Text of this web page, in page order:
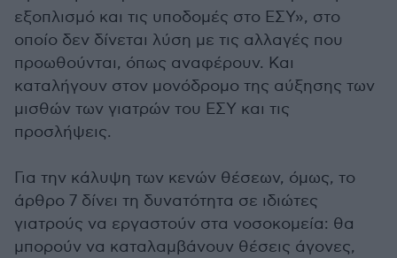
εξοπλισμό και τις υποδομές στο ΕΣΥ», στο
οποίο δεν δίνεται λύση με τις αλλαγές που
προωθούνται, όπως αναφέρουν. Και
καταλήγουν στον μονόδρομο της αύξησης των
μισθών των γιατρών του ΕΣΥ και τις
προσλήψεις.
Για την κάλυψη των κενών θέσεων, όμως, το
άρθρο 7 δίνει τη δυνατότητα σε ιδιώτες
γιατρούς να εργαστούν στα νοσοκομεία: θα
μπορούν να καταλαμβάνουν θέσεις άγονες,